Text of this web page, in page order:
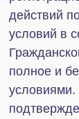
Администратором.
«Договор» —
дополнительных
неразрывно
Сайта
коммуникации и
Приложениями и
соглашениями